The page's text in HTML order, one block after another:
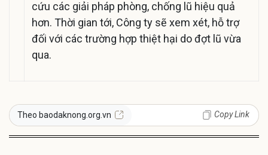
cứu các giải pháp phòng, chống lũ hiệu quả
hơn. Thời gian tới, Công ty sẽ xem xét, hỗ trợ
đối với các trường hợp thiệt hại do đợt lũ vừa
qua.
Theo baodaknong.org.vn Copy Link